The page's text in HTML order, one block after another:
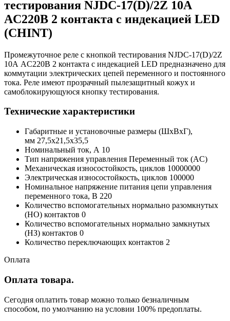
тестирования NJDC-17(D)/2Z 10А
AC220В 2 контакта с индекацией LED
(CHINT)
Промежуточное реле с кнопкой тестирования NJDC-17(D)/2Z
10А AC220В 2 контакта с индекацией LED предназначено для
коммутации электрических цепей переменного и постоянного
тока. Реле имеют прозрачный пылезащитный кожух и
самоблокирующуюся кнопку тестирования.
Технические характеристики
Габаритные и установочные размеры (ШхВхГ),
мм 27,5x21,5x35,5
Номинальный ток, А 10
Тип напряжения управления Переменный ток (AC)
Механическая износостойкость, циклов 10000000
Электрическая износостойкость, циклов 100000
Номинальное напряжение питания цепи управления
переменного тока, В 220
Количество вспомогательных нормально разомкнутых
(НО) контактов 0
Количество вспомогательных нормально замкнутых
(НЗ) контактов 0
Количество переключающих контактов 2
Оплата
Оплата товара.
Сегодня оплатить товар можно только безналичным
способом, по умолчанию на условии 100% предоплаты.